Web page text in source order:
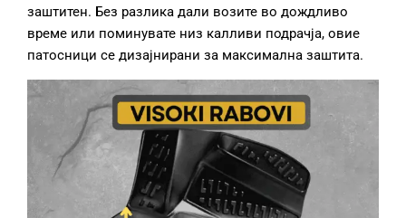
заштитен. Без разлика дали возите во дождливо
време или поминувате низ калливи подрачја, овие
патосници се дизајнирани за максимална заштита.